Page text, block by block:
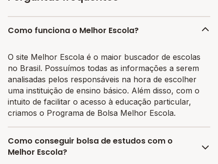
Como funciona o Melhor Escola?
O site Melhor Escola é o maior buscador de escolas
no Brasil. Possuímos todas as informações a serem
analisadas pelos responsáveis na hora de escolher
uma instituição de ensino básico. Além disso, com o
intuito de facilitar o acesso à educação particular,
criamos o Programa de Bolsa Melhor Escola.
Como conseguir bolsa de estudos com o
Melhor Escola?